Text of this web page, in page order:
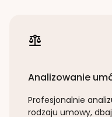
Analizowanie
Profesjonalnie
rodzaju umowy,